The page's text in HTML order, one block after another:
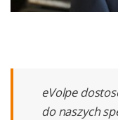
eVolpe
do naszych